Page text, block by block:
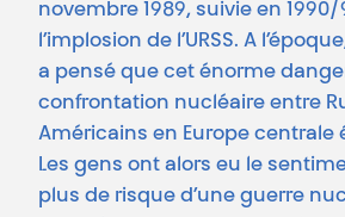
novembre 1989, suivie en 1990/
l’implosion de l’URSS. A
a pensé que cet énorme
confrontation nucléaire entre
Américains en Europe centrale
Les gens ont alors eu le
plus de risque d’une guerre